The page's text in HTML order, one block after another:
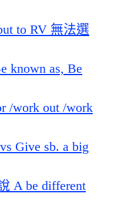
to RV 無法選
known as, Be
/work out /work
Give sb. a big
A be different